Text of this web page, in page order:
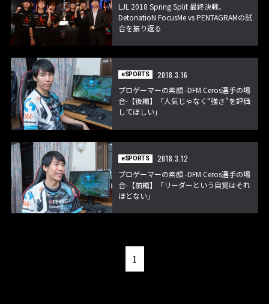
LJL 2018 Spring Split 最終決戦、
DetonatioN FocusMe vs PENTAGRAMの試
合を振り返る
eSPORTS
2018.3.16
プロゲーマーの素顔 -DFM Ceros選手の場
合-【後編】「人気じゃなく“強さ”を評価
してほしい」
eSPORTS
2018.3.12
プロゲーマーの素顔 -DFM Ceros選手の場
合-【前編】「リーダーという自覚はそれ
ほどない」
1